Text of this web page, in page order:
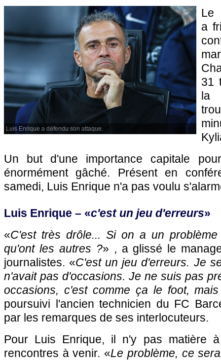
Luis Enrique a défendu son attaque.
Le
a
31
la
Un but d'une importance capitale
énormément gâché. Présent en
samedi, Luis Enrique n'a pas voulu
Luis Enrique – «c'est un jeu d'erreurs»
«C'est très drôle... Si on a un
qu'ont les autres ?» , a glissé le
journalistes. «C'est un jeu d'erreurs. Je
n'avait pas d'occasions. Je ne suis pas
occasions, c'est comme ça le foot,
poursuivi l'ancien technicien du FC
par les remarques de ses interlocuteurs.
Pour Luis Enrique, il n'y pas matière
rencontres à venir. «Le problème, ce